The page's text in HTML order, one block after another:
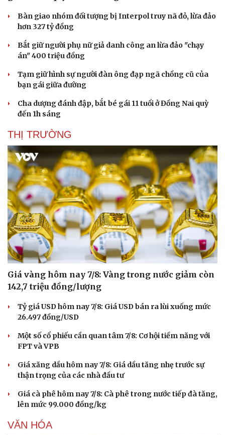
Du lịch
Săn Tour
Bàn giao nhóm đối tượng bị Interpol truy nã đỏ, lừa đảo
hơn 327 tỷ đồng
Bắt giữ người phụ nữ giả danh công an lừa đảo "chạy
án" 400 triệu đồng
Tạm giữ hình sự người đàn ông đạp ngã chồng cũ của
bạn gái giữa đường
Cha dượng đánh đập, bắt bé gái 11 tuổi ở Đồng Nai quỳ
đến 1h sáng
THỊ TRƯỜNG
Giá vàng hôm nay 7/8: Vàng trong nước giảm còn
142,7 triệu đồng/lượng
Tỷ giá USD hôm nay 7/8: Giá USD bán ra lùi xuống mức
26.497 đồng/USD
Một số cổ phiếu cần quan tâm 7/8: Cơ hội tiềm năng với
FPT và VPB
Giá xăng dầu hôm nay 7/8: Giá dầu tăng nhẹ trước sự
thận trọng của các nhà đầu tư
Giá cà phê hôm nay 7/8: Cà phê trong nước tiếp đà tăng,
lên mức 99.000 đồng/kg
VĂN HÓA